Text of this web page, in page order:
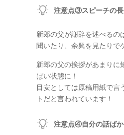
注意点③スピーチの
新郎の父が謝辞を述べるの
聞いたり、余興を見たりで
新郎の父の挨拶があまりに
ぱい状態に！
目安としては原稿用紙で言
トだと言われています！
注意点④自分の話ば